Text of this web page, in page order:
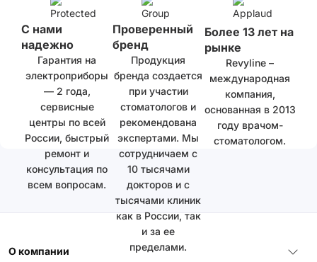
С нами
надежно
Гарантия на
электроприборы
— 2 года,
сервисные
центры по всей
России, быстрый
ремонт и
консультация по
всем вопросам.
Проверенный
бренд
Продукция
бренда создается
при участии
стоматологов и
рекомендована
экспертами. Мы
сотрудничаем с
10 тысячами
докторов и с
тысячами клиник
как в России, так
и за ее
пределами.
Более 13 лет на
рынке
Revyline –
международная
компания,
основанная в 2013
году врачом-
стоматологом.
О компании